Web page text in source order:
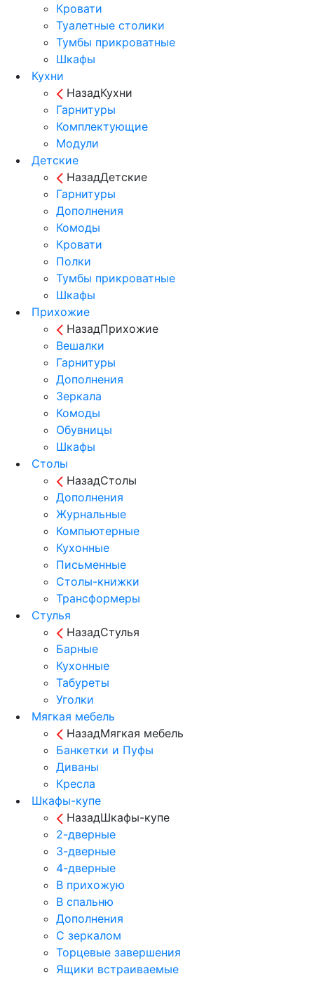
Кровати
Туалетные столики
Тумбы прикроватные
Шкафы
Кухни
НазадКухни
Гарнитуры
Комплектующие
Модули
Детские
НазадДетские
Гарнитуры
Дополнения
Комоды
Кровати
Полки
Тумбы прикроватные
Шкафы
Прихожие
НазадПрихожие
Вешалки
Гарнитуры
Дополнения
Зеркала
Комоды
Обувницы
Шкафы
Столы
НазадСтолы
Дополнения
Журнальные
Компьютерные
Кухонные
Письменные
Столы-книжки
Трансформеры
Стулья
НазадСтулья
Барные
Кухонные
Табуреты
Уголки
Мягкая мебель
НазадМягкая мебель
Банкетки и Пуфы
Диваны
Кресла
Шкафы-купе
НазадШкафы-купе
2-дверные
3-дверные
4-дверные
В прихожую
В спальню
Дополнения
С зеркалом
Торцевые завершения
Ящики встраиваемые